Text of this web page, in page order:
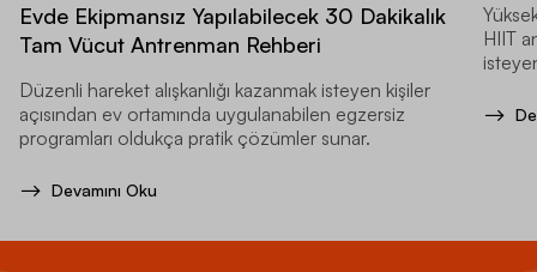
Evde Ekipmansız Yapılabilecek 30 Dakikalık
Tam Vücut Antrenman Rehberi
Düzenli hareket alışkanlığı kazanmak isteyen kişiler
açısından ev ortamında uygulanabilen egzersiz
programları oldukça pratik çözümler sunar.
Devamını Oku
HIIT